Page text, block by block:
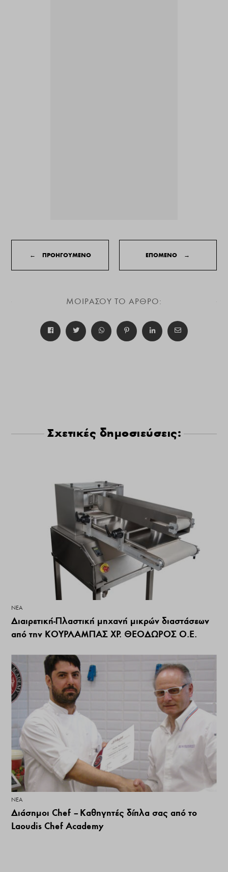
← ΠΡΟΗΓΟΥΜΕΝΟ ΕΠΟΜΕΝΟ →
ΜΟΙΡΑΣΟΥ ΤΟ ΑΡΘΡΟ:
Σχετικές δημοσιεύσεις:
ΝΕΑ
Διαιρετική-Πλαστική μηχανή μικρών διαστάσεων
από την ΚΟΥΡΛΑΜΠΑΣ ΧΡ. ΘΕΟΔΩΡΟΣ Ο.Ε.
ΝΕΑ
Διάσημοι Chef – Καθηγητές δίπλα σας από το
Laoudis Chef Academy